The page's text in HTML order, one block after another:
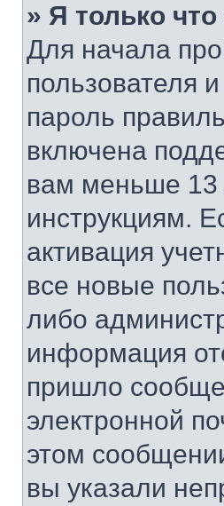
» Я только
Для начала
пользователя
пароль
включена
вам меньше 13
инструкциям.
активация
все новые
либо
информация
пришло
электронной
этом
вы указали